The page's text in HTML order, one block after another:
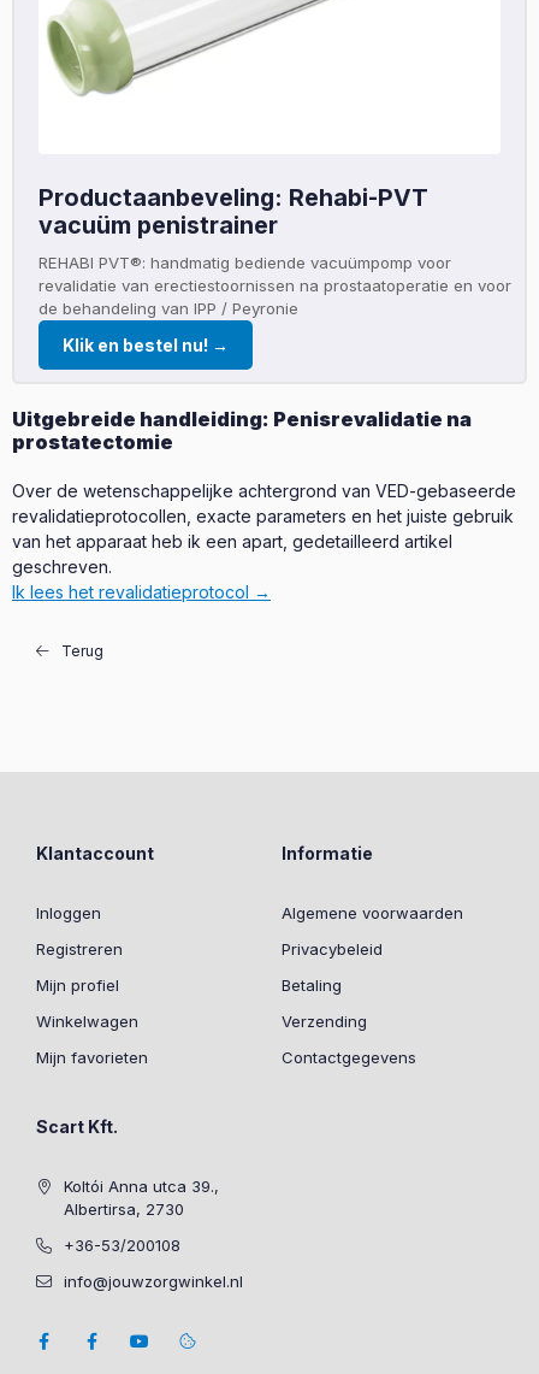
Productaanbeveling: Rehabi-PVT
vacuüm penistrainer
REHABI PVT®: handmatig bediende vacuümpomp voor
revalidatie van erectiestoornissen na prostaatoperatie en voor
de behandeling van IPP / Peyronie
Klik en bestel nu! →
Uitgebreide handleiding: Penisrevalidatie na
prostatectomie
Over de wetenschappelijke achtergrond van VED-gebaseerde
revalidatieprotocollen, exacte parameters en het juiste gebruik
van het apparaat heb ik een apart, gedetailleerd artikel
geschreven.
Ik lees het revalidatieprotocol →
Terug
Klantaccount
Inloggen
Registreren
Mijn profiel
Winkelwagen
Mijn favorieten
Informatie
Algemene voorwaarden
Privacybeleid
Betaling
Verzending
Contactgegevens
Scart Kft.
Koltói Anna utca 39.,
Albertirsa, 2730
+36-53/200108
info@jouwzorgwinkel.nl